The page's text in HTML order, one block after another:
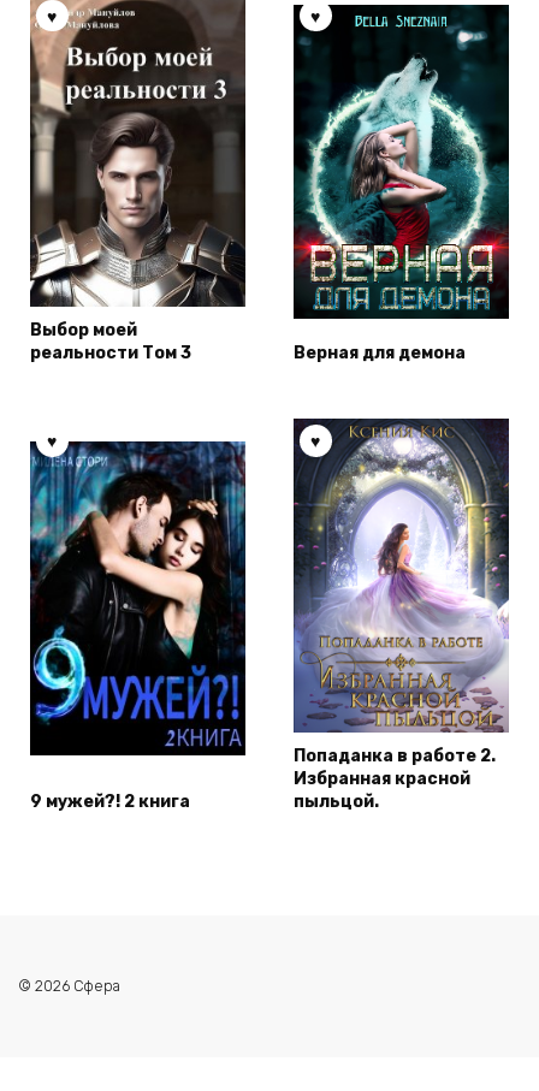
Выбор моей
реальности Том 3
Верная для демона
9 мужей?! 2 книга
Попаданка в работе 2.
Избранная красной
пыльцой.
© 2026 Сфера